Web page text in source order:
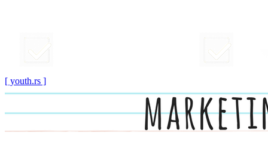
[ youth.rs ]